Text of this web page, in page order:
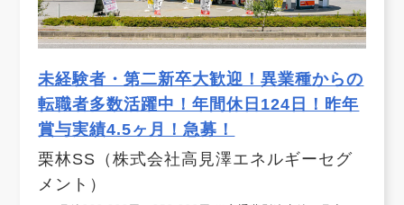
未経験者・第二新卒大歓迎！異業種からの
転職者多数活躍中！年間休日124日！昨年
賞与実績4.5ヶ月！急募！
栗林SS（株式会社高見澤エネルギーセグ
メント）